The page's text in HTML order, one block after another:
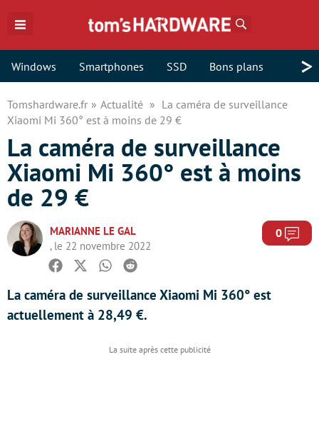
Windows Smartphones SSD Bons plans >
Tomshardware.fr Actualité
La caméra de surveillance
Xiaomi Mi 360° est à moins de 29 €
La caméra de surveillance
Xiaomi Mi 360° est à moins
de 29 €
MARIANNE LE GAL
, le 22 novembre 2022
0
Facebook
TwitterWhatsapp
Reddit
La caméra de surveillance Xiaomi Mi 360° est
actuellement à 28,49 €.